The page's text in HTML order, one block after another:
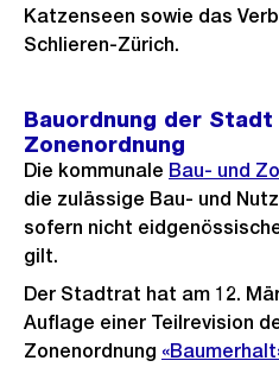
Katzenseen sowie das
Schlieren-Zürich.
Bauordnung der Stadt
Zonenordnung
Die kommunale Bau- und
die zulässige Bau- und
sofern nicht
gilt.
Der Stadtrat hat am 12.
Auflage einer Teilrevision
Zonenordnung